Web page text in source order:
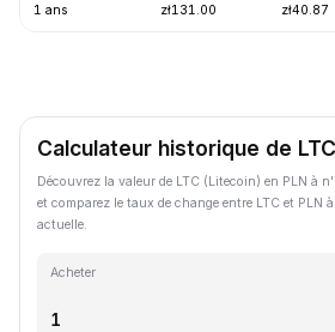
1 ans zł131.00 zł40.87
Calculateur historique de
Découvrez la valeur de LTC (Litecoin) en PLN à
et comparez le taux de change entre LTC et PLN
actuelle.
Acheter